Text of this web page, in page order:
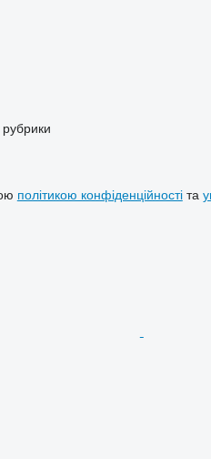
рубрики
політикою конфіденційностіта